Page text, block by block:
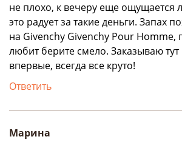
не плохо, к вечеру еще ощущается
это радует за такие деньги. Запах
на Givenchy Givenchy Pour Homme,
любит берите смело. Заказываю
впервые, всегда все круто!
Ответить
Марина